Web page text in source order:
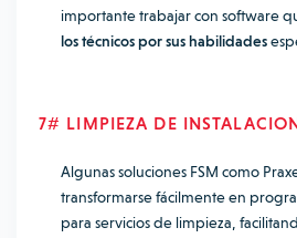
importante trabajar con software
los técnicos por sus habilidades
7# LIMPIEZA DE
Algunas soluciones FSM como
transformarse fácilmente en
para servicios de limpieza,